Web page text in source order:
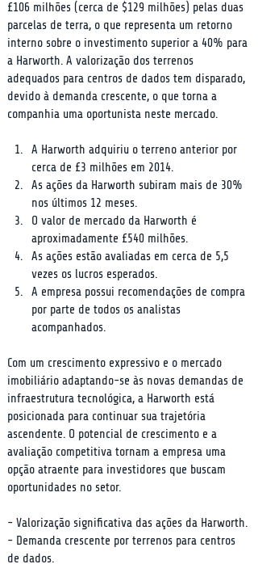
£106 milhões (cerca de $129 milhões) pelas duas
parcelas de terra, o que representa um retorno
interno sobre o investimento superior a 40% para
a Harworth. A valorização dos terrenos
adequados para centros de dados tem disparado,
devido à demanda crescente, o que torna a
companhia uma oportunista neste mercado.
A Harworth adquiriu o terreno anterior por
cerca de £3 milhões em 2014.
As ações da Harworth subiram mais de 30%
nos últimos 12 meses.
O valor de mercado da Harworth é
aproximadamente £540 milhões.
As ações estão avaliadas em cerca de 5,5
vezes os lucros esperados.
A empresa possui recomendações de compra
por parte de todos os analistas
acompanhados.
Com um crescimento expressivo e o mercado
imobiliário adaptando-se às novas demandas de
infraestrutura tecnológica, a Harworth está
posicionada para continuar sua trajetória
ascendente. O potencial de crescimento e a
avaliação competitiva tornam a empresa uma
opção atraente para investidores que buscam
oportunidades no setor.
- Valorização significativa das ações da Harworth.
- Demanda crescente por terrenos para centros
de dados.